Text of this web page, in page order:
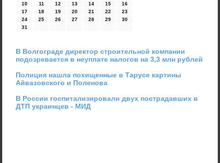
10
11 12 13 14 15
16
17
18 19 20 21 22
23
24
25 26 27 28 29
30
31
В Волгограде директор строительной компании
подозревается в неуплате налогов на 3,3 млн рублей
Полиция нашла похищенные в Тарусе картины
Айвазовского и Поленова
В России госпитализировали двух пострадавших в
ДТП украинцев - МИД